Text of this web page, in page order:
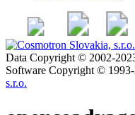
Data Copyright © 2002-
Software Copyright ©
s.r.o.